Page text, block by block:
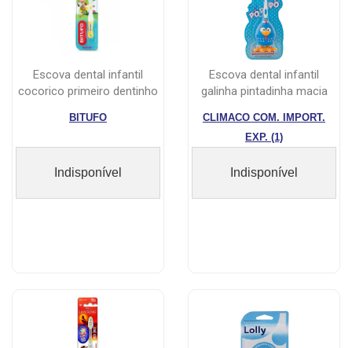
escova dental infantil
cocorico primeiro dentinho
BITUFO
Indisponível
escova dental infantil
galinha pintadinha macia
CLIMACO COM. IMPORT.
EXP. (1)
Indisponível